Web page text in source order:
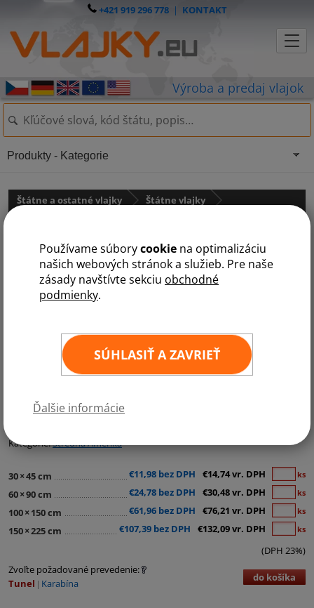
Používame súborycookie na optimalizáciu
našich webových stránok a služieb. Pre naše
zásady navštívte sekciu obchodné
podmienky.
SÚHLASIŤ A ZAVRIEŤ
Ďalšie informácie
+421 919 296 778| KONTAKT
Štátne a ostatné vlajky
Štátne vlajky
Vlajka Dominikánskej
republiky
Kategórie:Stredná Amerika
30×45 cm €11,98 bez DPH €14,74 vr. DPH ks
60×90 cm €24,78 bez DPH €30,48 vr. DPH ks
100× 150 cm €61,96 bez DPH €76,21 vr. DPH ks
150×225 cm €107,39 bez DPH €132,09 vr. DPH ks
(DPH 23%)
Zvoľte požadované prevedenie:
Tunel
Karabína do košíka
Produkty - Kategorie